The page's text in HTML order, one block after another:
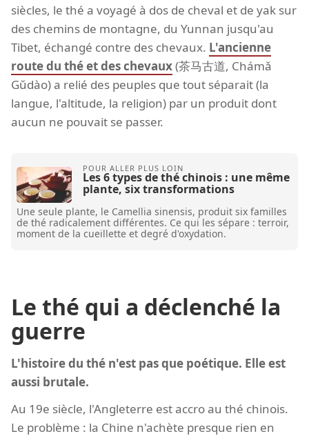
siècles, le thé a voyagé à dos de cheval et de yak sur
des chemins de montagne, du Yunnan jusqu'au
Tibet, échangé contre des chevaux. L'ancienne
route du thé et des chevaux(茶马古道, Chámǎ
Gǔdào) a relié des peuples que tout séparait (la
langue, l'altitude, la religion) par un produit dont
aucun ne pouvait se passer.
Les 6 types de thé chinois : une même
plante, six transformations
Une seule plante, le Camellia sinensis, produit six familles
de thé radicalement différentes. Ce qui les sépare : terroir,
moment de la cueillette et degré d'oxydation.
Le thé qui a déclenché la
guerre
L'histoire du thé n'est pas que poétique. Elle est
aussi brutale.
Au 19e siècle, l'Angleterre est accro au thé chinois.
Le problème : la Chine n'achète presque rien en